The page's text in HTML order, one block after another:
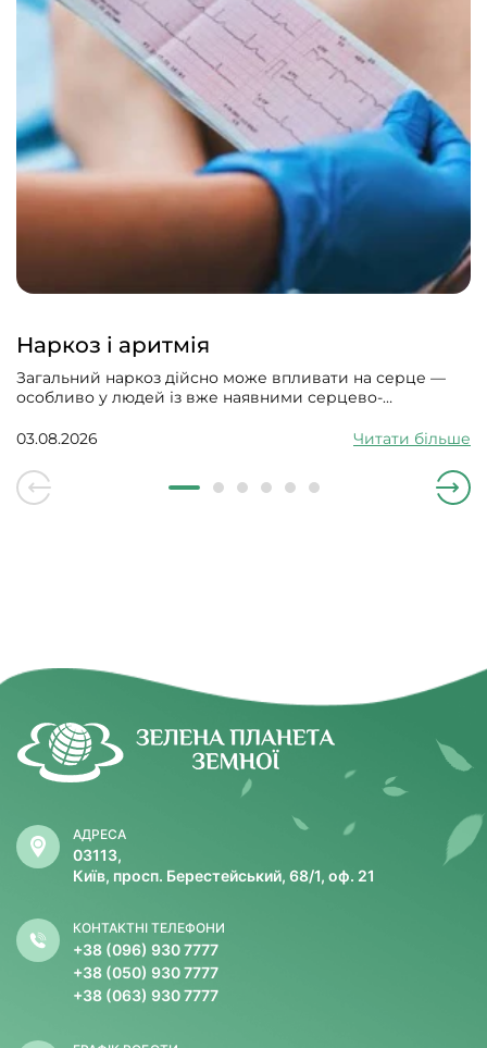
Наркоз і аритмія
Загальний наркоз дійсно може впливати на серце —
особливо у людей із вже наявними серцево-
серцевого ритму, гіпотонію, зменшити силу скорочень
03.08.2026 Читати більше
АДРЕСА
03113,
Київ, просп. Берестейський, 68/1, оф. 21
КОНТАКТНІ ТЕЛЕФОНИ
+38 (096) 930 7777
+38 (050) 930 7777
+38 (063) 930 7777